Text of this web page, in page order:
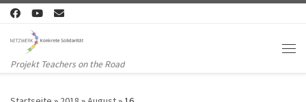
Zum Inhalt springen
Projekt Teachers on the Road